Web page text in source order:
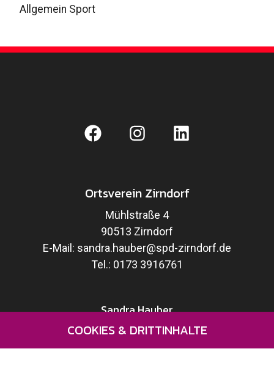
Allgemein Sport
Ortsverein Zirndorf
Mühlstraße 4
90513 Zirndorf
E-Mail: sandra.hauber@spd-zirndorf.de
Tel.: 0173 3916761
Sandra Hauber
Wahlprogramm
Kandidaten
COOKIES & DRITTINHALTE